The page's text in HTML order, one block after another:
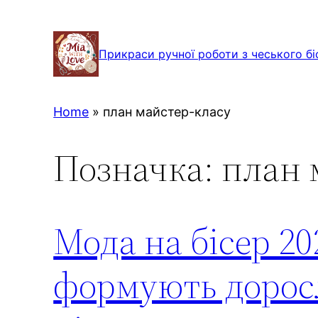
Прикраси ручної роботи з чеського
Home » план майстер-класу
Позначка: план
Мода на бісер
формують